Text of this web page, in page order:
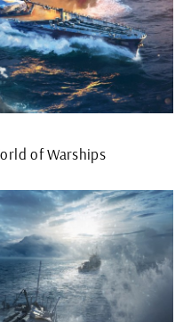
of Warships